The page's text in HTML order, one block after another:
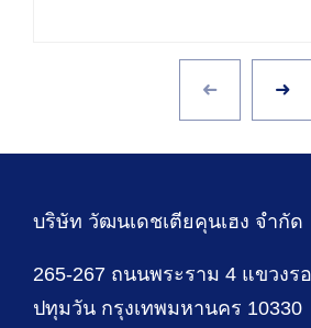
บริษัท วัฒนเดชเตียคุนเฮง จำกัด
265-267 ถนนพระราม 4 แขวงร
ปทุมวัน กรุงเทพมหานคร 10330